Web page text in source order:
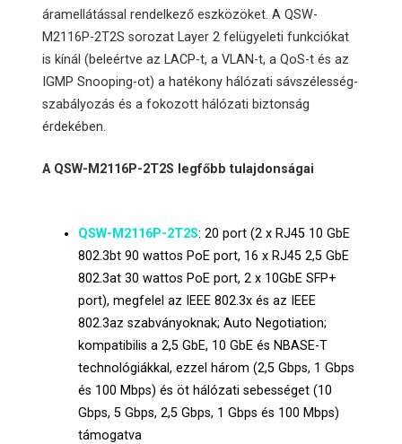
áramellátással rendelkező eszközöket. A QSW-
M2116P-2T2S sorozat Layer 2 felügyeleti funkciókat
is kínál (beleértve az LACP-t, a VLAN-t, a QoS-t és az
IGMP Snooping-ot) a hatékony hálózati sávszélesség-
szabályozás és a fokozott hálózati biztonság
érdekében.
A QSW-M2116P-2T2S legfőbb tulajdonságai
QSW-M2116P-2T2S: 20 port (2 x RJ45 10 GbE
802.3bt 90 wattos PoE port, 16 x RJ45 2,5 GbE
802.3at 30 wattos PoE port, 2 x 10GbE SFP+
port), megfelel az IEEE 802.3x és az IEEE
802.3az szabványoknak; Auto Negotiation;
kompatibilis a 2,5 GbE, 10 GbE és NBASE-T
technológiákkal, ezzel három (2,5 Gbps, 1 Gbps
és 100 Mbps) és öt hálózati sebességet (10
Gbps, 5 Gbps, 2,5 Gbps, 1 Gbps és 100 Mbps)
támogatva